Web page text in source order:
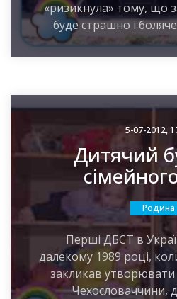
«ризикнула» тому, що
буде страшно і
5-07-2012,
Дитячий
Родина
Перші ДБСТ в
далекому 1989 році,
закликав утворювати
Чехословаччини,